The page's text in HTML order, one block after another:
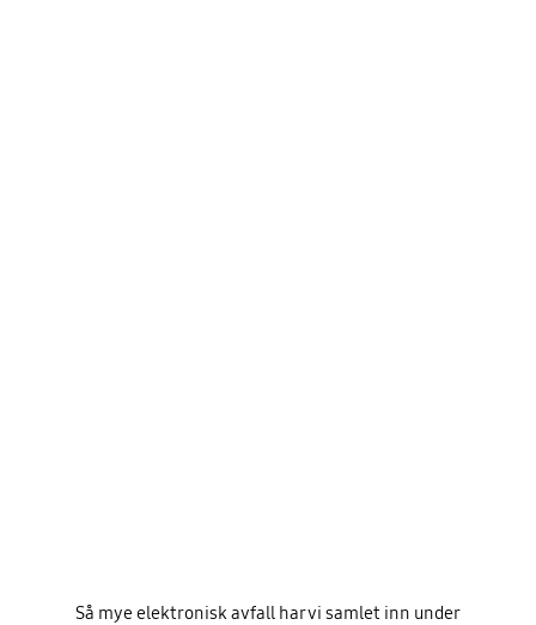
Så mye elektronisk avfall har vi samlet inn under